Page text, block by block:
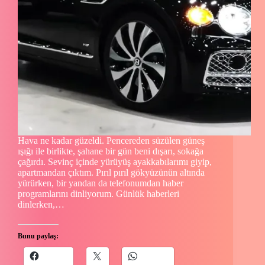
Hava ne kadar güzeldi. Pencereden süzülen güneş
ışığı ile birlikte, şahane bir gün beni dışarı, sokağa
çağırdı. Sevinç içinde yürüyüş ayakkabılarımı giyip,
apartmandan çıktım. Pırıl pırıl gökyüzünün altında
yürürken, bir yandan da telefonumdan haber
programlarını dinliyorum. Günlük haberleri
dinlerken,…
Bunu paylaş: